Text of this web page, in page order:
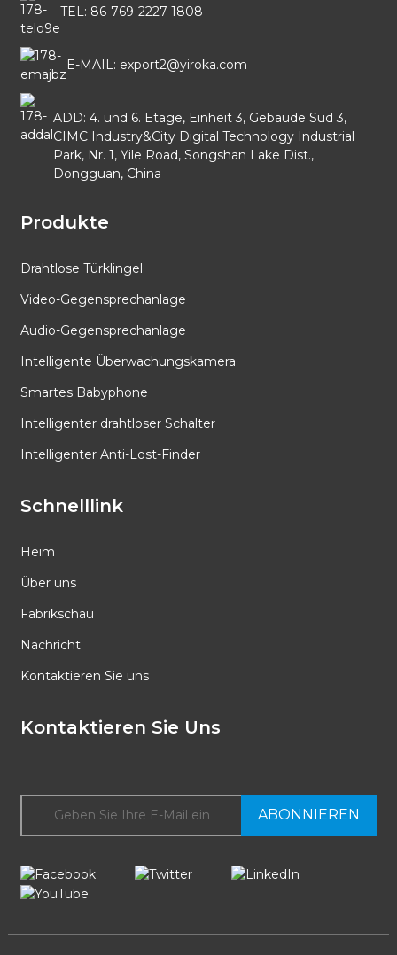
TEL: 86-769-2227-1808
E-MAIL: export2@yiroka.com
ADD: 4. und 6. Etage, Einheit 3, Gebäude Süd 3,
CIMC Industry&City Digital Technology Industrial
Park, Nr. 1, Yile Road, Songshan Lake Dist.,
Dongguan, China
Produkte
Drahtlose Türklingel
Video-Gegensprechanlage
Audio-Gegensprechanlage
Intelligente Überwachungskamera
Smartes Babyphone
Intelligenter drahtloser Schalter
Intelligenter Anti-Lost-Finder
Schnelllink
Heim
Über uns
Fabrikschau
Nachricht
Kontaktieren Sie uns
Kontaktieren Sie Uns
ABONNIEREN